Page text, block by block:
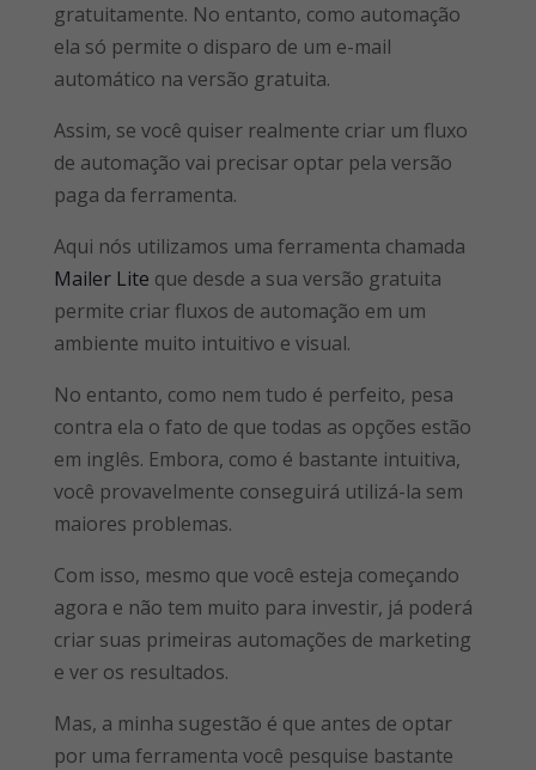
gratuitamente. No entanto, como automação
ela só permite o disparo de um e-mail
automático na versão gratuita.
Assim, se você quiser realmente criar um fluxo
de automação vai precisar optar pela versão
paga da ferramenta.
Aqui nós utilizamos uma ferramenta chamada
Mailer Lite que desde a sua versão gratuita
permite criar fluxos de automação em um
ambiente muito intuitivo e visual.
No entanto, como nem tudo é perfeito, pesa
contra ela o fato de que todas as opções estão
em inglês. Embora, como é bastante intuitiva,
você provavelmente conseguirá utilizá-la sem
maiores problemas.
Com isso, mesmo que você esteja começando
agora e não tem muito para investir, já poderá
criar suas primeiras automações de marketing
e ver os resultados.
Mas, a minha sugestão é que antes de optar
por uma ferramenta você pesquise bastante